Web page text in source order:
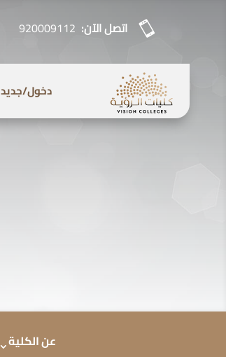
 اتصل الآن: 920009112
دخول/جديد
عن الكلية